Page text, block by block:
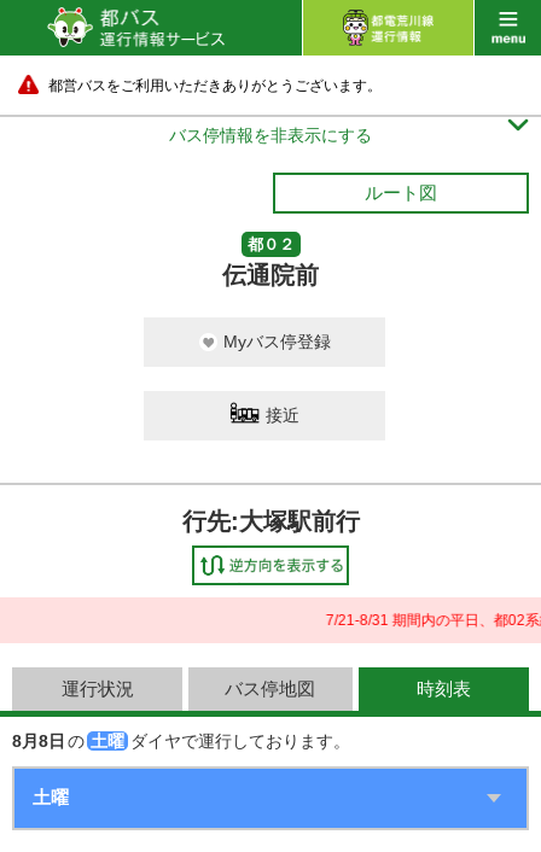
都営バスをご利用いただきありがとうございます。
バス停情報を非表示にする 
ルート図
都０２
伝通院前
Myバス停登録
接近
行先:大塚駅前行
7/21-8/31 期間内の平日、都02
運行状況 バス停地図 時刻表
8月8日 の 土曜 ダイヤで運行しております。